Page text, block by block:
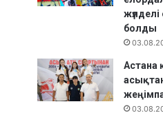
болды
Астана